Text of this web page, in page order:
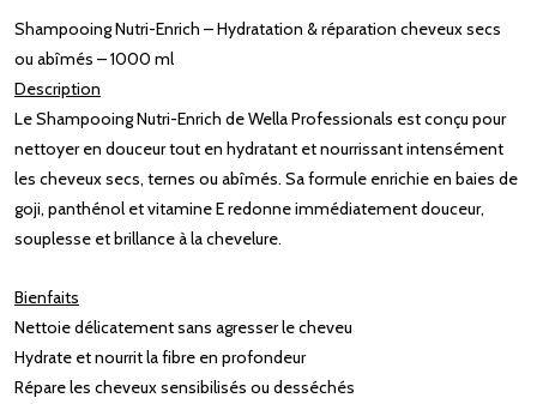
Shampooing Nutri-Enrich – Hydratation & réparation cheveux secs
ou abîmés – 1000 ml
Description
Le Shampooing Nutri-Enrich de Wella Professionals est conçu pour
nettoyer en douceur tout en hydratant et nourrissant intensément
les cheveux secs, ternes ou abîmés. Sa formule enrichie en baies de
goji, panthénol et vitamine E redonne immédiatement douceur,
souplesse et brillance à la chevelure.
Bienfaits
Nettoie délicatement sans agresser le cheveu
Hydrate et nourrit la fibre en profondeur
Répare les cheveux sensibilisés ou desséchés